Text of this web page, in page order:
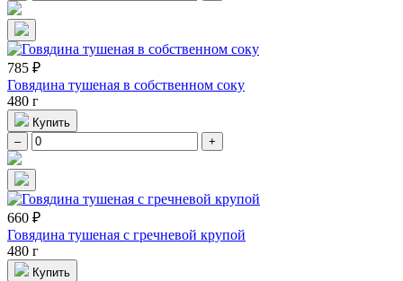
785 ₽
Говядина тушеная в собственном соку
480 г
Купить
–
+
660 ₽
Говядина тушеная с гречневой крупой
480 г
Купить